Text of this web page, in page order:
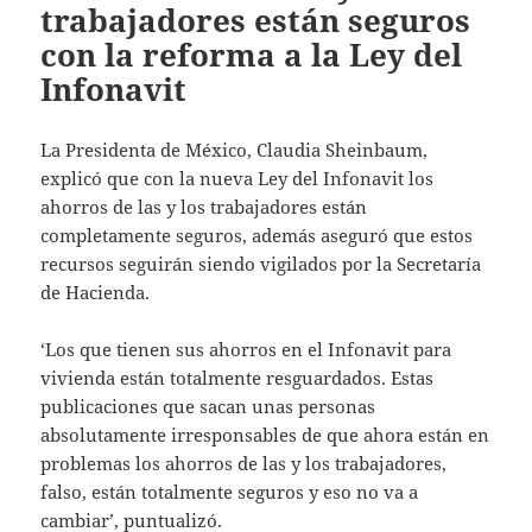
trabajadores están seguros
con la reforma a la Ley del
Infonavit
La Presidenta de México, Claudia Sheinbaum,
explicó que con la nueva Ley del Infonavit los
ahorros de las y los trabajadores están
completamente seguros, además aseguró que estos
recursos seguirán siendo vigilados por la Secretaría
de Hacienda.
‘Los que tienen sus ahorros en el Infonavit para
vivienda están totalmente resguardados. Estas
publicaciones que sacan unas personas
absolutamente irresponsables de que ahora están en
problemas los ahorros de las y los trabajadores,
falso, están totalmente seguros y eso no va a
cambiar’, puntualizó.